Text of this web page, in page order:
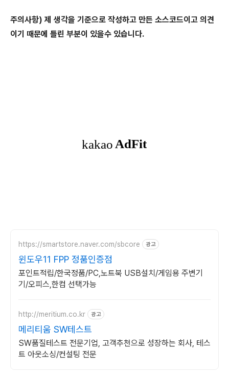
주의사항) 제 생각을 기준으로 작성하고 만든 소스코드이고 의견
이기 때문에 틀린 부분이 있을수 있습니다.
https://smartstore.naver.com/sbcore 광고
윈도우11 FPP 정품인증점
포인트적립/한국정품/PC,노트북 USB설치/게임용 주변기
기/오피스,한컴 선택가능
http://meritium.co.kr 광고
메리티움 SW테스트
SW품질테스트 전문기업, 고객추천으로 성장하는 회사, 테스
트 아웃소싱/컨설팅 전문